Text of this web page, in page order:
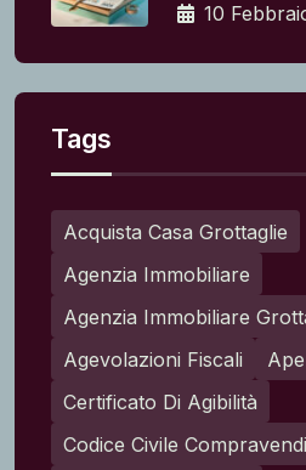
10
Tags
Acquista Casa Grottaglie
Agenzia Immobiliare
Agenzia Immobiliare
Agevolazioni Fiscali
Certificato Di Agibilità
Codice Civile